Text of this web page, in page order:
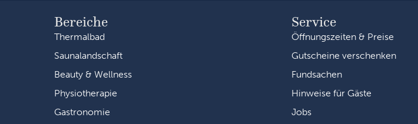
Bereiche
Thermalbad
Saunalandschaft
Beauty & Wellness
Physiotherapie
Gastronomie
Service
Öffnungszeiten & Preise
Gutscheine verschenken
Fundsachen
Hinweise für Gäste
Jobs